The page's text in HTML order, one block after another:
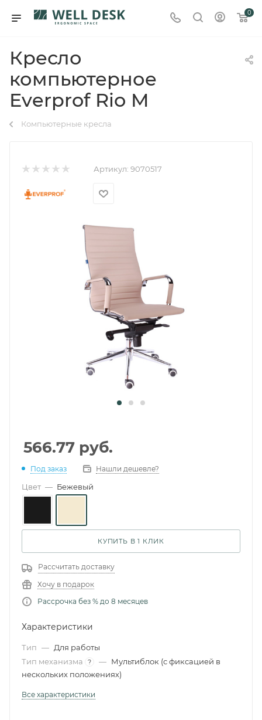
0
Кресло
компьютерное
Everprof Rio M
Компьютерные кресла
Артикул: 9070517
566.77 руб.
Под заказ Нашли дешевле?
Цвет — Бежевый
КУПИТЬ В 1 КЛИК
Рассчитать доставку
Хочу в подарок
Рассрочка без % до 8 месяцев
Характеристики
Тип — Для работы
Тип механизма
? — Мультиблок (с фиксацией в
нескольких положениях)
Все характеристики